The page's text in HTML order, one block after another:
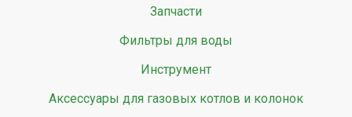
Запчасти
Фильтры для воды
Инструмент
Аксессуары для газовых котлов и колонок